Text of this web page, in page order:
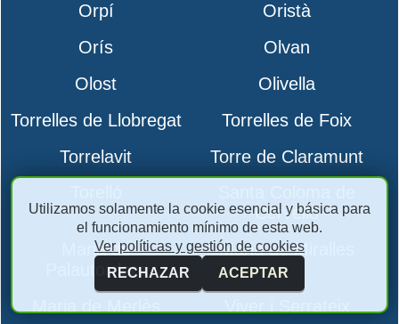
Orpí
Oristà
Orís
Olvan
Olost
Olivella
Torrelles de Llobregat
Torrelles de Foix
Torrelavit
Torre de Claramunt
Cervelló
Maria de
Palautordera
Maria de Miralles
Utilizamos solamente la cookie esencial y básica para
el funcionamiento mínimo de esta web.
Ver políticas y gestión de cookies
RECHAZAR
ACEPTAR